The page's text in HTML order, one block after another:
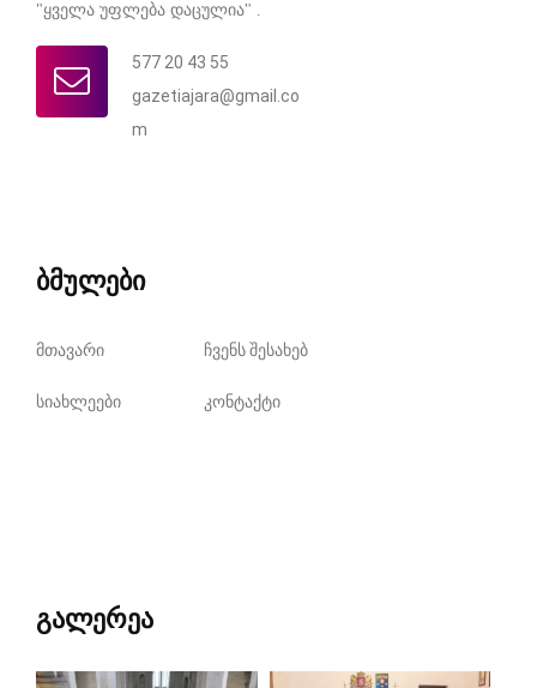
"ყველა უფლება დაცულია" .
577 20 43 55
gazetiajara@gmail.co
m
ბმულები
მთავარი ჩვენს შესახებ
სიახლეები კონტაქტი
გალერეა